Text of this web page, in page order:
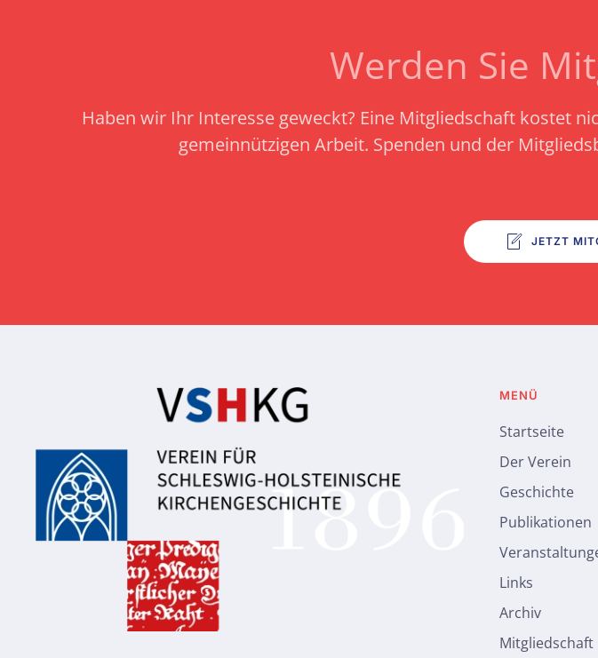
Werden Sie
Haben wir Ihr Interesse geweckt? Eine Mitgliedschaft kostet
gemeinnützigen Arbeit. Spenden und der
JETZT
MENÜ
Startseite
Der Verein
Geschichte
Publikationen
Links
Archiv
Mitgliedschaft